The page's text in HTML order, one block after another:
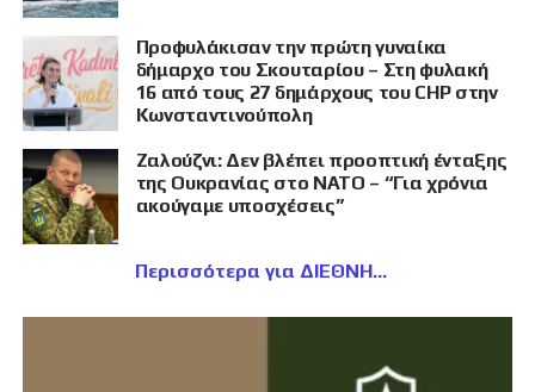
Προφυλάκισαν την πρώτη γυναίκα
δήμαρχο του Σκουταρίου – Στη φυλακή
16 από τους 27 δημάρχους του CHP στην
Κωνσταντινούπολη
Ζαλούζνι: Δεν βλέπει προοπτική ένταξης
της Ουκρανίας στο ΝΑΤΟ – “Για χρόνια
ακούγαμε υποσχέσεις”
Περισσότερα για ΔΙΕΘΝΗ